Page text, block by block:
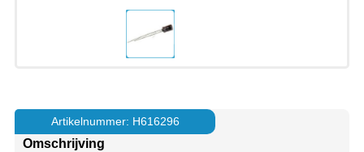
Artikelnummer: H616296
Omschrijving